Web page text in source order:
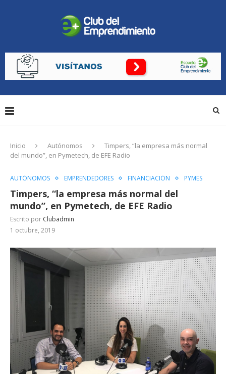
Inicio Autónomos
Timpers, “la empresa más normal
del mundo”, en Pymetech, de EFE Radio
AUTÓNOMOS EMPRENDEDORES FINANCIACIÓN PYMES
Timpers, “la empresa más normal del
mundo”, en Pymetech, de EFE Radio
Escrito por Clubadmin
1 octubre, 2019